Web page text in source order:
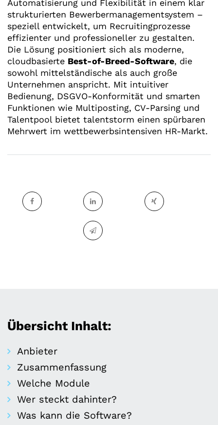
Automatisierung und Flexibilität in einem klar
strukturierten Bewerbermanagementsystem –
speziell entwickelt, um Recruitingprozesse
effizienter und professioneller zu gestalten.
Die Lösung positioniert sich als moderne,
cloudbasierte Best-of-Breed-Software, die
sowohl mittelständische als auch große
Unternehmen anspricht. Mit intuitiver
Bedienung, DSGVO-Konformität und smarten
Funktionen wie Multiposting, CV-Parsing und
Talentpool bietet talentstorm einen spürbaren
Mehrwert im wettbewerbsintensiven HR-Markt.
Übersicht Inhalt:
Anbieter
Zusammenfassung
Welche Module
Wer steckt dahinter?
Was kann die Software?